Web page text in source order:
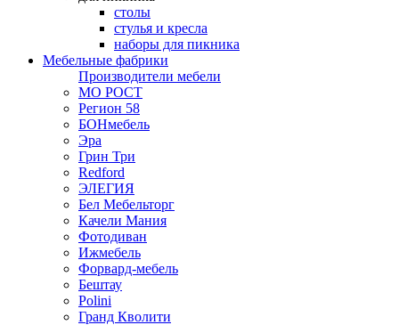
столы
стулья и кресла
наборы для пикника
Мебельные фабрики
Производители мебели
МО РОСТ
Регион 58
БОНмебель
Эра
Грин Три
Redford
ЭЛЕГИЯ
Бел Мебельторг
Качели Мания
Фотодиван
Ижмебель
Форвард-мебель
Бештау
Polini
Гранд Кволити